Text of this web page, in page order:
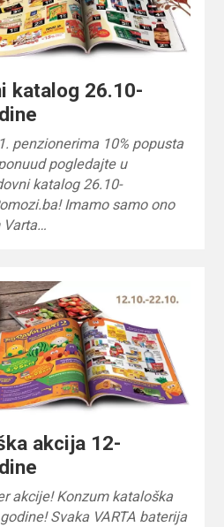
katalog 26.10-
penzionerima 10% popusta
pogledajte u
katalog 26.10-
Imamo samo ono
Varta…
akcija 12-
akcije! Konzum kataloška
Svaka VARTA baterija